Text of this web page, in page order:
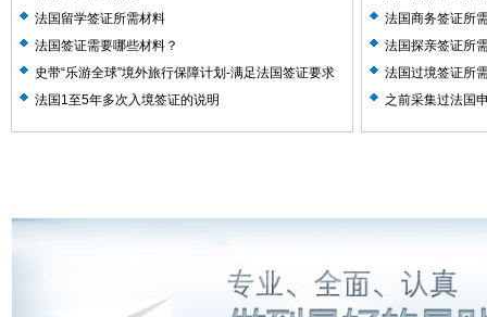
法国留学签证所需材料
法国签证需要哪些材料？
史带“乐游全球”境外旅行保障计划-满足法国签证要求
法国1至5年多次入境签证的说明
法国商务签证所
法国探亲签证所
法国过境签证所
之前采集过法国